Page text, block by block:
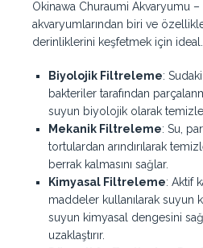
Okinawa Churaumi Akvaryumu –
akvaryumlarından biri ve
derinliklerini keşfetmek için ideal.
Biyolojik Filtreleme:
bakteriler tarafından
suyun biyolojik olarak
Mekanik Filtreleme: Su,
tortulardan arındırılarak
berrak kalmasını sağlar.
Kimyasal Filtreleme: Aktif
maddeler kullanılarak suyun
suyun kimyasal dengesini
uzaklaştırır.